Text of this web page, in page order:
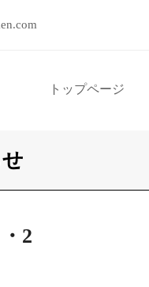
トップページ
2